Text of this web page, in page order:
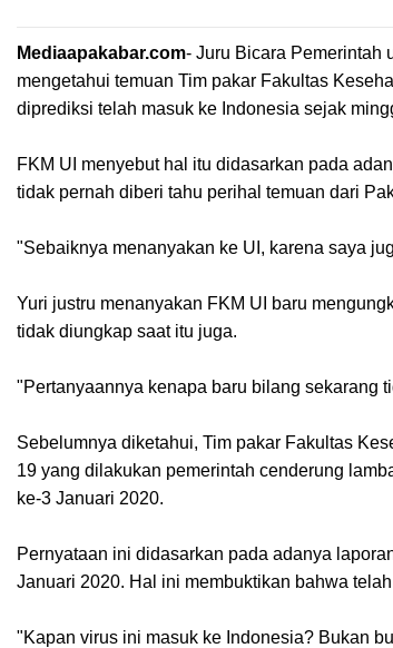
Mediaapakabar.com- Juru Bicara Pemerintah
mengetahui temuan Tim pakar Fakultas
diprediksi telah masuk ke Indonesia sejak
FKM UI menyebut hal itu didasarkan pada
tidak pernah diberi tahu perihal temuan dari
"Sebaiknya menanyakan ke UI, karena saya
Yuri justru menanyakan FKM UI baru
tidak diungkap saat itu juga.
"Pertanyaannya kenapa baru bilang sekarang
Sebelumnya diketahui, Tim pakar Fakultas
19 yang dilakukan pemerintah cenderung
ke-3 Januari 2020.
Pernyataan ini didasarkan pada adanya
Januari 2020. Hal ini membuktikan bahwa
"Kapan virus ini masuk ke Indonesia? Bukan